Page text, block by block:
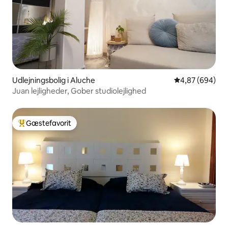
Udlejningsbolig i Aluche 4,87 ud af 5 i
4,87 (694)
Juan lejligheder, Gober studiolejlighed
Bedste gæstefavorit
Gæstefavorit